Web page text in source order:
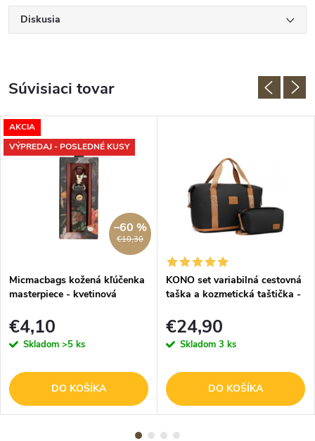
Diskusia
Súvisiaci tovar
AKCIA
VÝPREDAJ - POSLEDNÉ KUSY
€10,30
–60 %
Micmacbags kožená kľúčenka
masterpiece - kvetinová
€4,10
Skladom >5 ks
DO KOŠÍKA
KONO set variabilná cestovná
taška a kozmetická taštička -
€24,90
Skladom 3 ks
DO KOŠÍKA